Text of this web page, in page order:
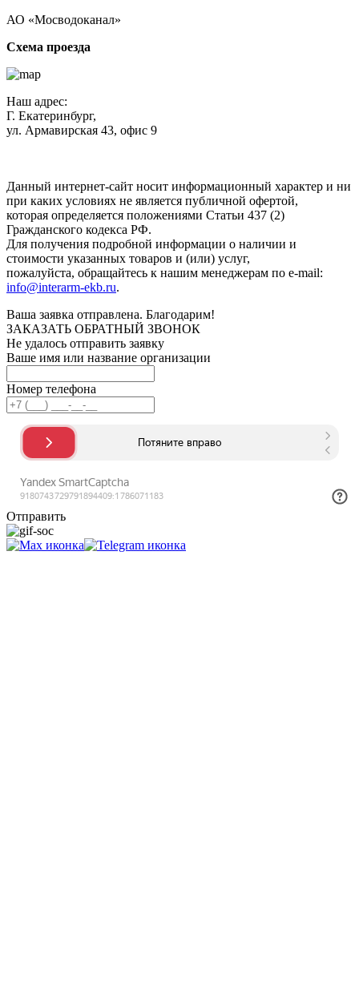
АО «Мосводоканал»
Схема проезда
Наш адрес:
Г. Екатеринбург,
ул. Армавирская 43, офис 9
Данный интернет-сайт носит информационный характер и ни
при каких условиях не является публичной офертой,
которая определяется положениями Статьи 437 (2)
Гражданского кодекса РФ.
Для получения подробной информации о наличии и
стоимости указанных товаров и (или) услуг,
пожалуйста, обращайтесь к нашим менеджерам по e-mail:
info@interarm-ekb.ru.
Ваша заявка отправлена. Благодарим!
ЗАКАЗАТЬ ОБРАТНЫЙ ЗВОНОК
Не удалось отправить заявку
Ваше имя или название организации
Номер телефона
Отправить